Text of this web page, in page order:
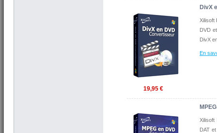
19,95 €
DivX
Xilisoft
DVD
DivX
En
Xilisoft
DAT